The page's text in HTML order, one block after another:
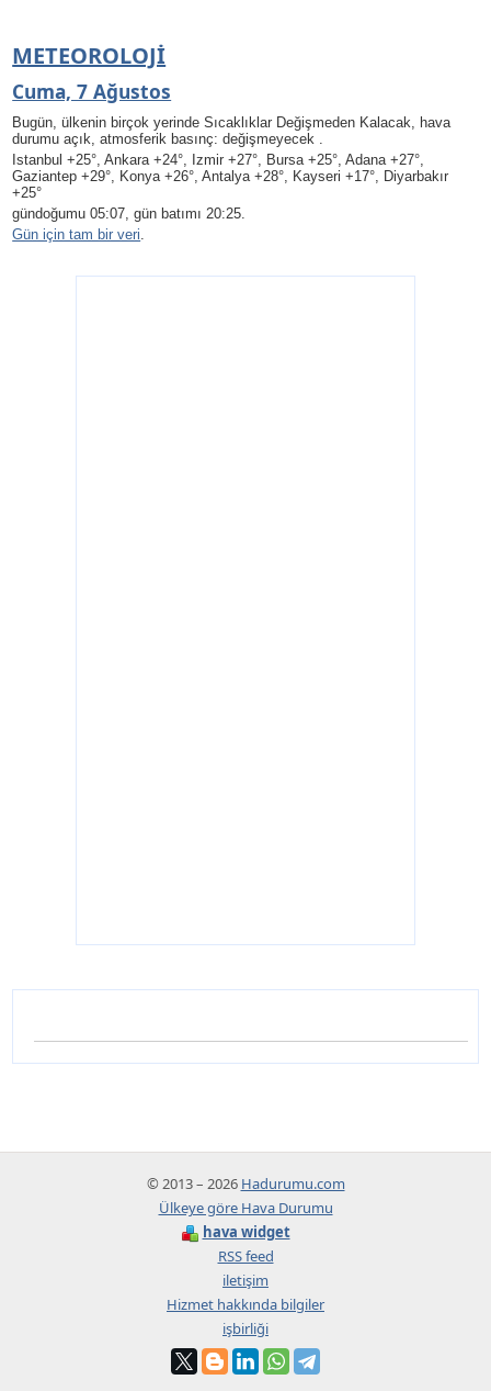
METEOROLOJI
Cuma, 7 Ağustos
Bugün, ülkenin birçok yerinde Sıcaklıklar Değişmeden Kalacak, hava
durumu açık, atmosferik basınç: değişmeyecek .
Istanbul +25°, Ankara +24°, Izmir +27°, Bursa +25°, Adana +27°,
Gaziantep +29°, Konya +26°, Antalya +28°, Kayseri +17°, Diyarbakır
+25°
gündoğumu 05:07, gün batımı 20:25.
Gün için tam bir veri.
© 2013 – 2026 Hadurumu.com
Ülkeye göre Hava Durumu
hava widget
RSS feed
iletişim
Hizmet hakkında bilgiler
işbirliği